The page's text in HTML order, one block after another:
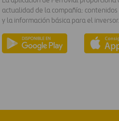
actualidad de la compañía:
y la información básica para el inversor.